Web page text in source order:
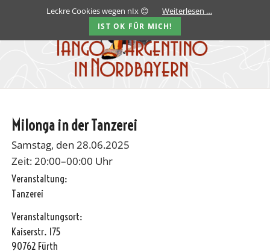
Milonga in der Tanzerei
Samstag, den 28.06.2025
Zeit: 20:00–00:00 Uhr
Veranstaltung:
Tanzerei
Veranstaltungsort:
Kaiserstr. 175
90762 Fürth
Leckre Cookies wegen nIx 😊 Weiterlesen …
IST OK FÜR MICH!